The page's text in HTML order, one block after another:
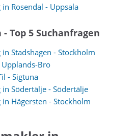
Rosendal - Uppsala
Top 5 Suchanfragen
Stadshagen - Stockholm
Bro
- Sigtuna
Södertälje - Södertälje
Hägersten - Stockholm